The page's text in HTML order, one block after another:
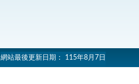
網站最後更新日期： 115年8月7日